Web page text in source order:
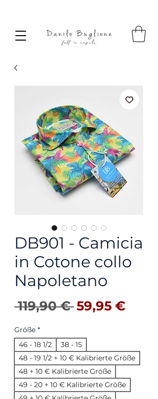
DB901 - Camicia
in Cotone collo
Napoletano
119,90 € 59,95 €
Größe *
46 - 18 1/2
38 - 15
48 - 19 1/2 + 10 € Kalibrierte Größe
48 + 10 € Kalibrierte Größe
49 - 20 + 10 € Kalibrierte Größe